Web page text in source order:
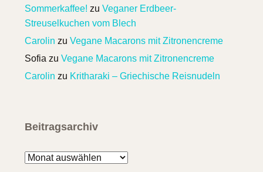
Sommerkaffee! zu Veganer Erdbeer-
Streuselkuchen vom Blech
Carolin zu Vegane Macarons mit Zitronencreme
Sofiazu Vegane Macarons mit Zitronencreme
Carolin zu Kritharaki – Griechische Reisnudeln
Beitragsarchiv
Beitragsarchiv